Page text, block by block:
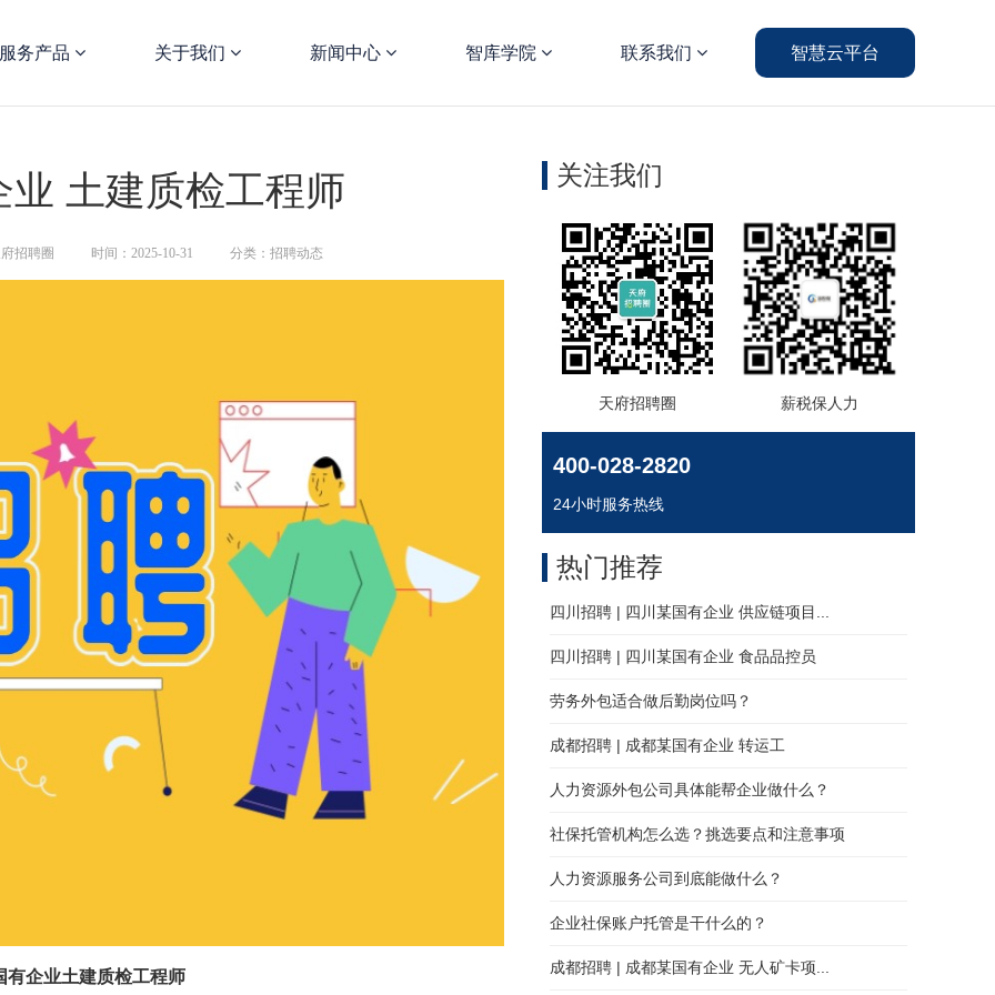
服务产品 关于我们 新闻中心 智库学院 联系我们 智慧云平台
土建质检工程师
招聘圈 时间：2025-10-31 分类：招聘动态
有企业土建质检工程师
关注我们
400-028-2820
24小时服务热线
四川招聘 | 四川某国有企业 供应链项目...
四川招聘 | 四川某国有企业 食品品控员
劳务外包适合做后勤岗位吗？
成都招聘 | 成都某国有企业 转运工
人力资源外包公司具体能帮企业做什么？
社保托管机构怎么选？挑选要点和注意事项
人力资源服务公司到底能做什么？
企业社保账户托管是干什么的？
成都招聘 | 成都某国有企业 无人矿卡项...
热门推荐
天府招聘圈 薪税保人力